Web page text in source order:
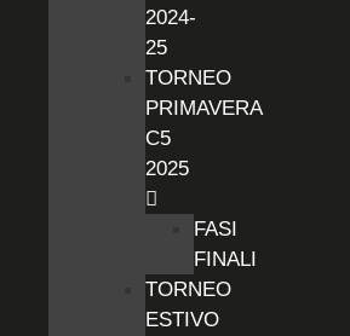
2024-
25
TORNEO
PRIMAVERA
C5
2025
FASI
FINALI
TORNEO
ESTIVO